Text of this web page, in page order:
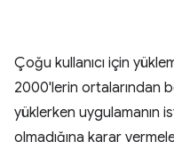
Çoğu kullanıcı için
2000'lerin ortalarından
yüklerken uygulamanın
olmadığına karar